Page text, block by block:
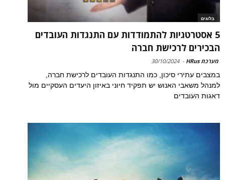
בלוגים
5 אסטרטגיות להתמודדות עם התנגדות העובדים
הבכירים לרכישת חברה
מערכת HRus -
30/10/2024
במצבים עתירי סיכון, כמו התנגדות העובדים לרכישת חברה,
למנהל משאבי האנוש יש תפקיד חיוני באיזון היעדים העסקיים מול
דאגות העובדים